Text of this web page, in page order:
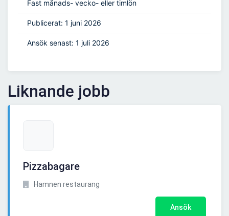
Fast månads- vecko- eller timlön
Publicerat: 1 juni 2026
Ansök senast: 1 juli 2026
Liknande jobb
Pizzabagare
Hamnen restaurang
Ansök